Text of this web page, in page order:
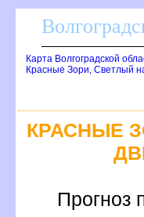
Карта Волгоградской
Красные Зори, Светлый
КРАСНЫЕ